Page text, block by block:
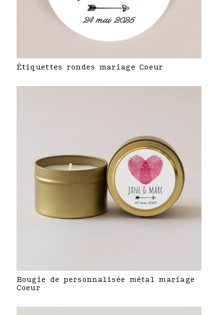
Étiquettes rondes mariage Coeur
Bougie de personnalisée métal mariage
Coeur